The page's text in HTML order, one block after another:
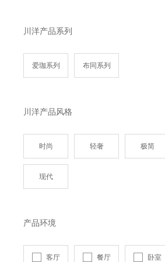
川洋产品系列
爱珈系列 布同系列
川洋产品风格
时尚 轻奢 极简
现代
产品环境
客厅 餐厅 卧室